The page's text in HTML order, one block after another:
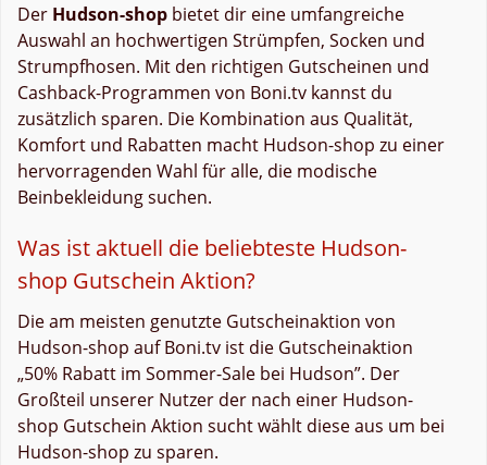
Der Hudson-shop bietet dir eine umfangreiche
Auswahl an hochwertigen Strümpfen, Socken und
Strumpfhosen. Mit den richtigen Gutscheinen und
Cashback-Programmen von Boni.tv kannst du
zusätzlich sparen. Die Kombination aus Qualität,
Komfort und Rabatten macht Hudson-shop zu einer
hervorragenden Wahl für alle, die modische
Beinbekleidung suchen.
Was ist aktuell die beliebteste Hudson-
shop Gutschein Aktion?
Die am meisten genutzte Gutscheinaktion von
Hudson-shop auf Boni.tv ist die Gutscheinaktion
„50% Rabatt im Sommer-Sale bei Hudson”. Der
Großteil unserer Nutzer der nach einer Hudson-
shop Gutschein Aktion sucht wählt diese aus um bei
Hudson-shop zu sparen.